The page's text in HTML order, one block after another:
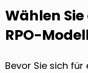
Wählen
RPO-
Bevor Sie sich für